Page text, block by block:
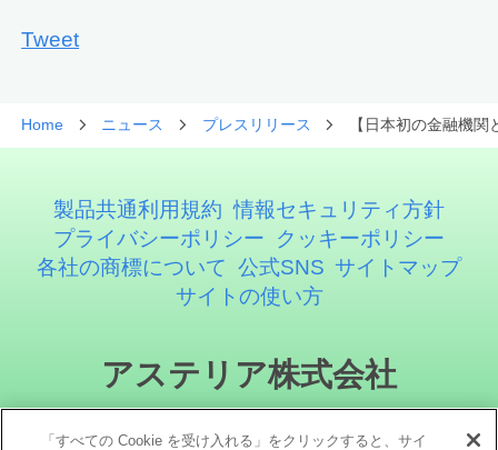
Tweet
Home ニュース プレスリリース 【日本初の金融機
製品共通利用規約 情報セキュリティ方針
プライバシーポリシー
クッキーポリシー
各社の商標について 公式SNS サイトマップ
サイトの使い方
アステリア株式会社
「すべての Cookie を受け入れる」をクリックすると、サイ